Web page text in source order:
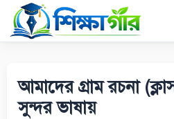
Skip
content
আমাদের গ্রাম রচনা
সুন্দর ভাষায়